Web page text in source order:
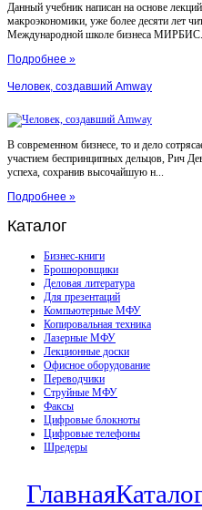
Данный учебник написан на основе
макроэкономики, уже более десяти лет
Международной школе бизнеса
Подробнее »
Человек, создавший Amway
В современном бизнесе, то и дело
участием беспринципных дельцов, Рич
успеха, сохранив высочайшую н...
Подробнее »
Каталог
Бизнес-книги
Брошюровщики
Деловая литература
Для презентаций
Компьютерные МФУ
Копировальная техника
Лазерные МФУ
Лекционные доски
Офисное оборудование
Переводчики
Струйные МФУ
Факсы
Цифровые блокноты
Цифровые телефоны
Шредеры
Главная